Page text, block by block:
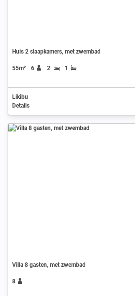
Huis 2 slaapkamers, met zwembad
55m² 6 2 1
Likibu
Details
Villa 8 gasten, met zwembad
8